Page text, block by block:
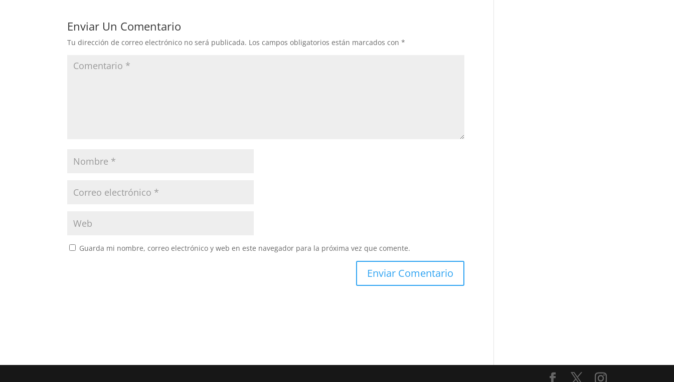
Enviar Un Comentario
Tu dirección de correo electrónico no será publicada. Los campos obligatorios están marcados con*
Guarda mi nombre, correo electrónico y web en este navegador para la próxima vez que comente.